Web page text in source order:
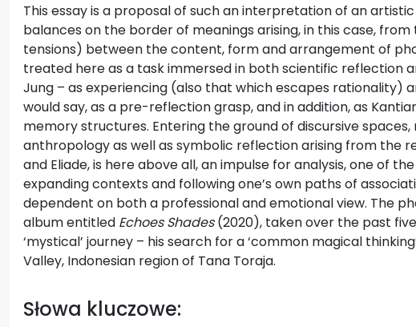
This essay is a proposal of such an interpretation of an
balances on the border of meanings arising, in this case,
tensions) between the content, form and arrangement of
treated here as a task immersed in both scientific reflection
Jung – as experiencing (also that which escapes rationality)
would say, as a pre-reflection grasp, and in addition, as
memory structures. Entering the ground of discursive
anthropology as well as symbolic reflection arising from the
and Eliade, is here above all, an impulse for analysis, one of
expanding contexts and following one’s own paths of
dependent on both a professional and emotional view. The
album entitled Echoes Shades(2020), taken over the past
‘mystical’ journey – his search for a ‘common magical
Valley, Indonesian region of Tana Toraja.
Słowa kluczowe: